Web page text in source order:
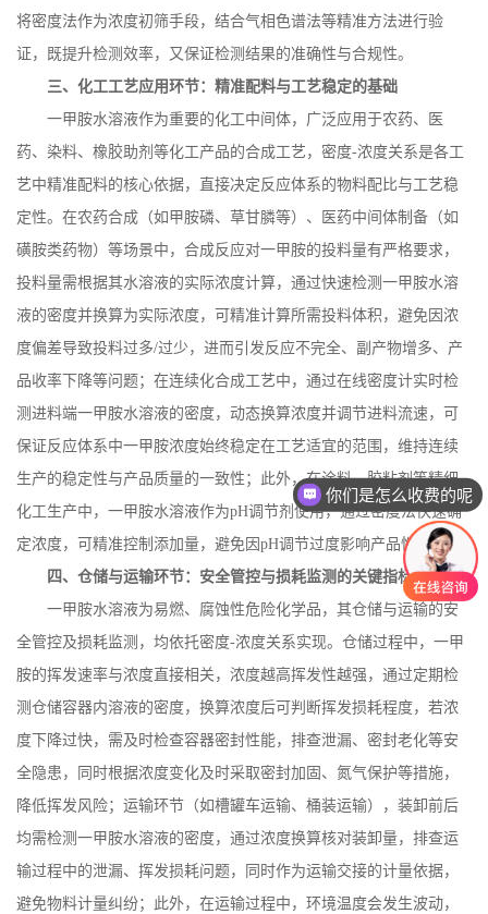
将密度法作为浓度初筛手段，结合气相色谱法等精准方法进行验
证，既提升检测效率，又保证检测结果的准确性与合规性。
三、化工工艺应用环节：精准配料与工艺稳定的基础
一甲胺水溶液作为重要的化工中间体，广泛应用于农药、医
药、染料、橡胶助剂等化工产品的合成工艺，密度-浓度关系是各工
艺中精准配料的核心依据，直接决定反应体系的物料配比与工艺稳
定性。在农药合成（如甲胺磷、草甘膦等）、医药中间体制备（如
磺胺类药物）等场景中，合成反应对一甲胺的投料量有严格要求，
投料量需根据其水溶液的实际浓度计算，通过快速检测一甲胺水溶
液的密度并换算为实际浓度，可精准计算所需投料体积，避免因浓
度偏差导致投料过多/过少，进而引发反应不完全、副产物增多、产
品收率下降等问题；在连续化合成工艺中，通过在线密度计实时检
测进料端一甲胺水溶液的密度，动态换算浓度并调节进料流速，可
保证反应体系中一甲胺浓度始终稳定在工艺适宜的范围，维持连续
生产的稳定性与产品质量的一致性；此外，在涂料、胶粘剂等精细
化工生产中，一甲胺水溶液作为pH调节剂使用，通过密度法快速确
定浓度，可精准控制添加量，避免因 pH调节过度影响产品性能。
四、仓储与运输环节：安全管控与损耗监测的关键指标
一甲胺水溶液为易燃、腐蚀性危险化学品，其仓储与运输的安
全管控及损耗监测，均依托密度-浓度关系实现。仓储过程中，一甲
胺的挥发速率与浓度直接相关，浓度越高挥发性越强，通过定期检
测仓储容器内溶液的密度，换算浓度后可判断挥发损耗程度，若浓
度下降过快，需及时检查容器密封性能，排查泄漏、密封老化等安
全隐患，同时根据浓度变化及时采取密封加固、氮气保护等措施，
降低挥发风险；运输环节（如槽罐车运输、桶装运输），装卸前后
均需检测一甲胺水溶液的密度，通过浓度换算核对装卸量，排查运
输过程中的泄漏、挥发损耗问题，同时作为运输交接的计量依据，
避免物料计量纠纷；此外，在运输过程中，环境温度会发生波动，
你们是怎么收费的呢